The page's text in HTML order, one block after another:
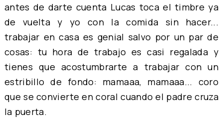
antes de darte cuenta Lucas toca el timbre ya
de vuelta y yo con la comida sin hacer...
trabajar en casa es genial salvo por un par de
cosas: tu hora de trabajo es casi regalada y
tienes que acostumbrarte a trabajar con un
estribillo de fondo: mamaaa, mamaaa... coro
que se convierte en coral cuando el padre cruza
la puerta.